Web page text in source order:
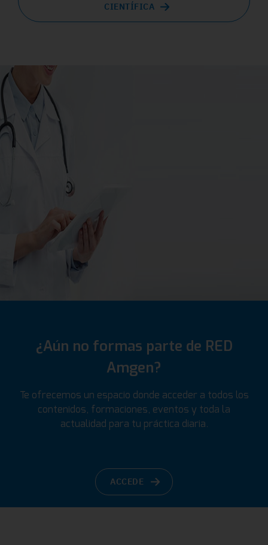
CIENTÍFICA
¿Aún no formas parte de RED
Amgen?
Te ofrecemos un espacio donde acceder a todos los
contenidos, formaciones, eventos y toda la
actualidad para tu práctica diaria.
ACCEDE